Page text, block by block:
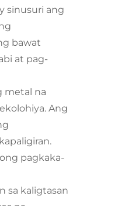
sinusuri ang
bawat
at pag-
metal na
Ang
pagkaka-
sa kaligtasan